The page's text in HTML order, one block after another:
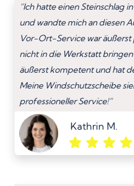
“Ich hatte einen Steinschlag
und wandte mich an diesen
Vor-Ort-Service war äußerst
nicht in die Werkstatt
äußerst kompetent und hat
Meine Windschutzscheibe
professioneller Service!”
Kathrin M.